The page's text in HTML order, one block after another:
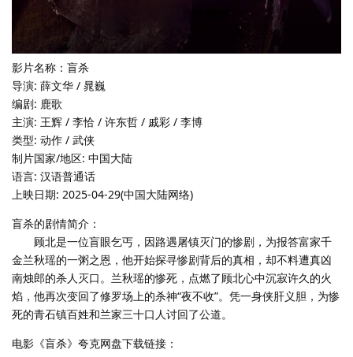
影片名称：盲杀
导演: 薛文华 / 晁巍
编剧: 鹿歌
主演: 王辉 / 李恰 / 许东哲 / 戚彩 / 李博
类型: 动作 / 武侠
制片国家/地区: 中国大陆
语言: 汉语普通话
上映日期: 2025-04-29(中国大陆网络)
盲杀的剧情简介：
顾北是一位盲眼乞丐，因路遇屠镇灭门的惨剧，为报答富家千
金兰秋瑶的一粥之恩，他开始探寻惨剧背后的真相，却不料遭真凶
南烛郎的杀人灭口。兰秋瑶的惨死，点燃了顾北心中沉寂许久的火
焰，他再次变回了修罗场上的杀神“夜不收”。凭一身侠肝义胆，为惨
死的青石镇百姓和兰家三十口人讨回了公道。
电影《盲杀》夸克网盘下载链接：